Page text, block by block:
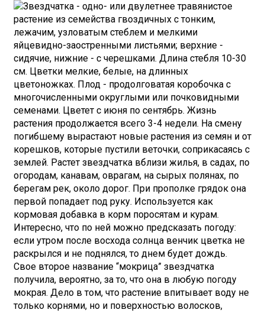
Звездчатка - одно- или двулетнее травянистое
растение из семейства гвоздичных с тонким,
лежачим, узловатым стеблем и мелкими
яйцевидно-заостренными листьями; верхние -
сидячие, нижние - с черешками. Длина стебля 10-30
см. Цветки мелкие, белые, на длинных
цветоножках. Плод - продолговатая коробочка с
многочисленными округлыми или почковидными
семенами. Цветет с июня по сентябрь. Жизнь
растения продолжается всего 3-4 недели. На смену
погибшему вырастают новые растения из семян и от
корешков, которые пустили веточки, соприкасаясь с
землей. Растет звездчатка вблизи жилья, в садах, по
огородам, канавам, оврагам, на сырых полянах, по
берегам рек, около дорог. При прополке грядок она
первой попадает под руку. Используется как
кормовая добавка в корм поросятам и курам.
Интересно, что по ней можно предсказать погоду:
если утром после восхода солнца венчик цветка не
раскрылся и не поднялся, то днем будет дождь.
Свое второе название “мокрица” звездчатка
получила, вероятно, за то, что она в любую погоду
мокрая. Дело в том, что растение впитывает воду не
только корнями, но и поверхностью волосков,